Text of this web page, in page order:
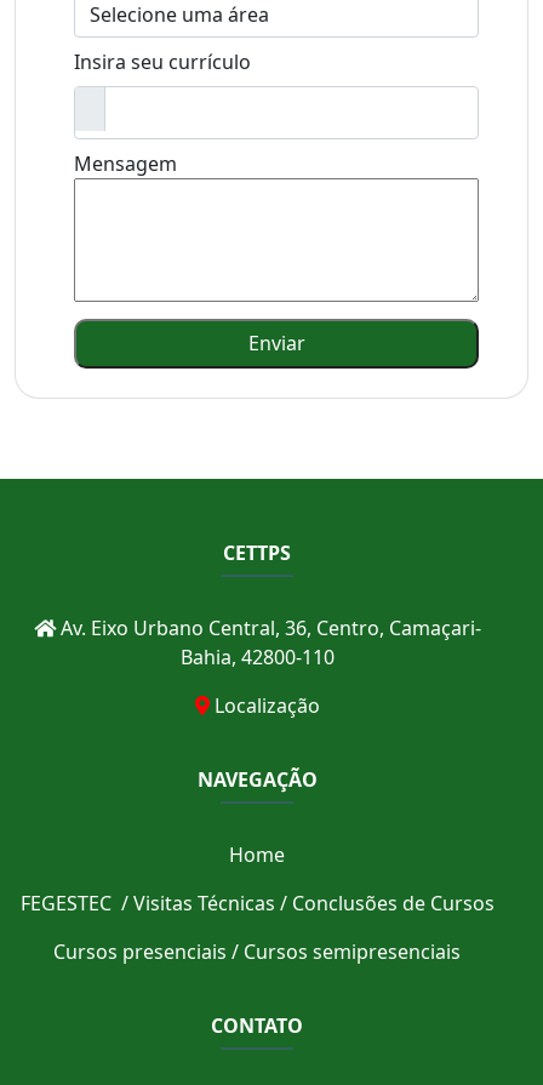
Insira seu currículo
Mensagem
CETTPS
Av. Eixo Urbano Central, 36, Centro, Camaçari-
Bahia, 42800-110
Localização
NAVEGAÇÃO
Home
FEGESTEC /Visitas Técnicas / Conclusões de Cursos
Cursos presenciais / Cursos semipresenciais
CONTATO